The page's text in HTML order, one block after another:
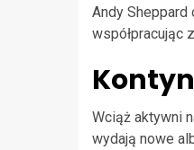
Andy Sheppard
współpracując
Wciąż aktywni
wydają nowe